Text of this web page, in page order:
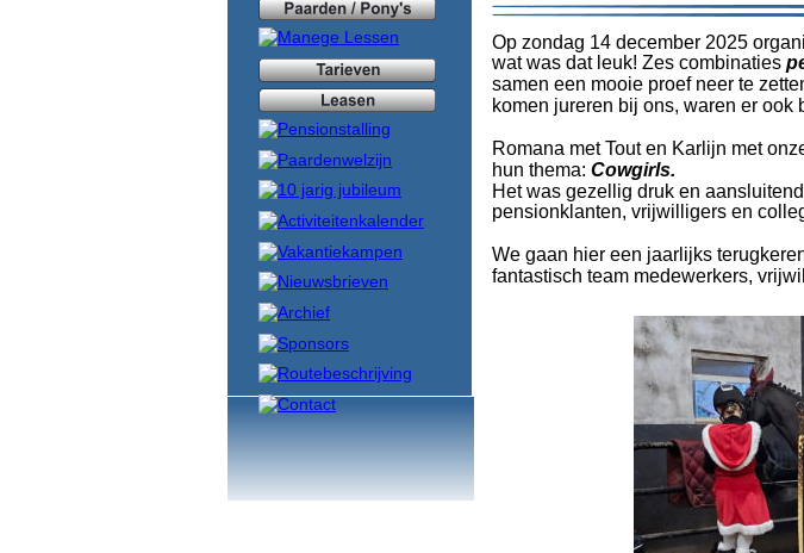
Op zondag 14 december 2025
wat was dat leuk! Zes combinaties
samen een mooie proef neer te
komen jureren bij ons, waren er
Romana met Tout en Karlijn met
hun thema: Cowgirls.
Het was gezellig druk en
pensionklanten, vrijwilligers en
We gaan hier een jaarlijks
fantastisch team medewerkers,